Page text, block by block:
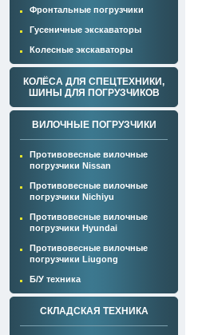
Фронтальные погрузчики
Гусеничные экскаваторы
Колесные экскаваторы
КОЛЁСА ДЛЯ СПЕЦТЕХНИКИ,
ШИНЫ ДЛЯ ПОГРУЗЧИКОВ
ВИЛОЧНЫЕ ПОГРУЗЧИКИ
Противовесные вилочные
погрузчики Nissan
Противовесные вилочные
погрузчики Nichiyu
Противовесные вилочные
погрузчики Hyundai
Противовесные вилочные
погрузчики Liugong
Б/У техника
СКЛАДСКАЯ ТЕХНИКА